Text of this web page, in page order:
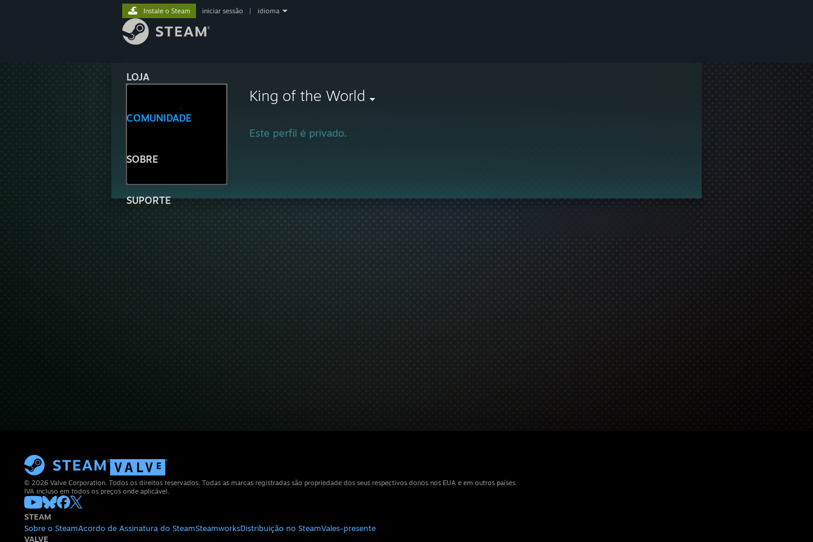
LOJA
COMUNIDADE
SOBRE
SUPORTE
Instale o Steam iniciar sessão idioma
King of the World
Este perfil é privado.
© 2026 Valve Corporation. Todos os direitos reservados. Todas as marcas registradas são propriedade dos seus respectivos donos nos EUA e em outros países.
IVA incluso em todos os preços onde aplicável.
STEAM
Sobre o SteamAcordo de Assinatura do SteamSteamworksDistribuição no SteamVales-presente
VALVE